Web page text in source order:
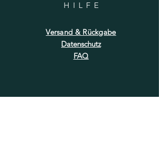
HILF E
Versand & Rückgabe
Datenschutz
FAQ